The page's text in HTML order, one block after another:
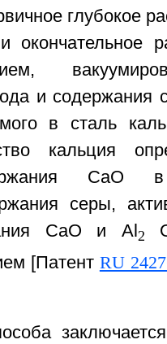
глубокое
окончательное
и содержания
в сталь
кальция
СаО в
серы,
СаО и Al 2
[Патент RU